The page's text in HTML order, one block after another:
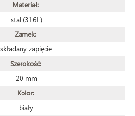
Materiał:
stal (316L)
Zamek:
składany zapięcie
Szerokość:
20 mm
Kolor:
biały